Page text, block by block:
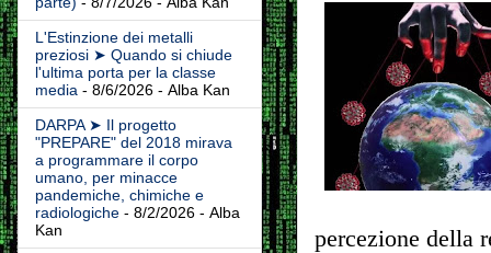
percezione della
L'Estinzione dei metalli
preziosi ➤ Quando si chiude
l'ultima porta per la classe
media - 8/6/2026 - Alba Kan
DARPA ➤ Il progetto
"PREPARE" del 2018 mirava
a programmare il corpo
umano, per minacce
pandemiche, chimiche e
radiologiche - 8/2/2026 - Alba
Kan